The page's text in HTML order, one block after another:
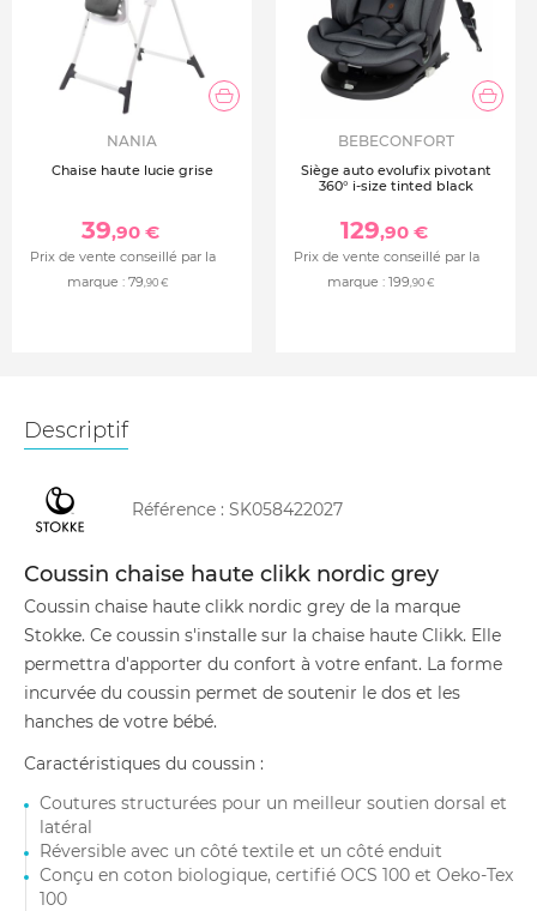
NANIA
Chaise haute lucie grise
39,90 €
Prix de vente conseillé par la
marque : 79,90 €
BEBECONFORT
Siège auto evolufix pivotant
360° i-size tinted black
129,90 €
Prix de vente conseillé par la
marque : 199,90 €
Descriptif
Référence : SK058422027
Coussin chaise haute clikk nordic grey
Coussin chaise haute clikk nordic grey de la marque
Stokke. Ce coussin s'installe sur la chaise haute Clikk. Elle
permettra d'apporter du confort à votre enfant. La forme
incurvée du coussin permet de soutenir le dos et les
hanches de votre bébé.
Caractéristiques du coussin :
Coutures structurées pour un meilleur soutien dorsal et
latéral
Réversible avec un côté textile et un côté enduit
Conçu en coton biologique, certifié OCS 100 et Oeko-Tex
100